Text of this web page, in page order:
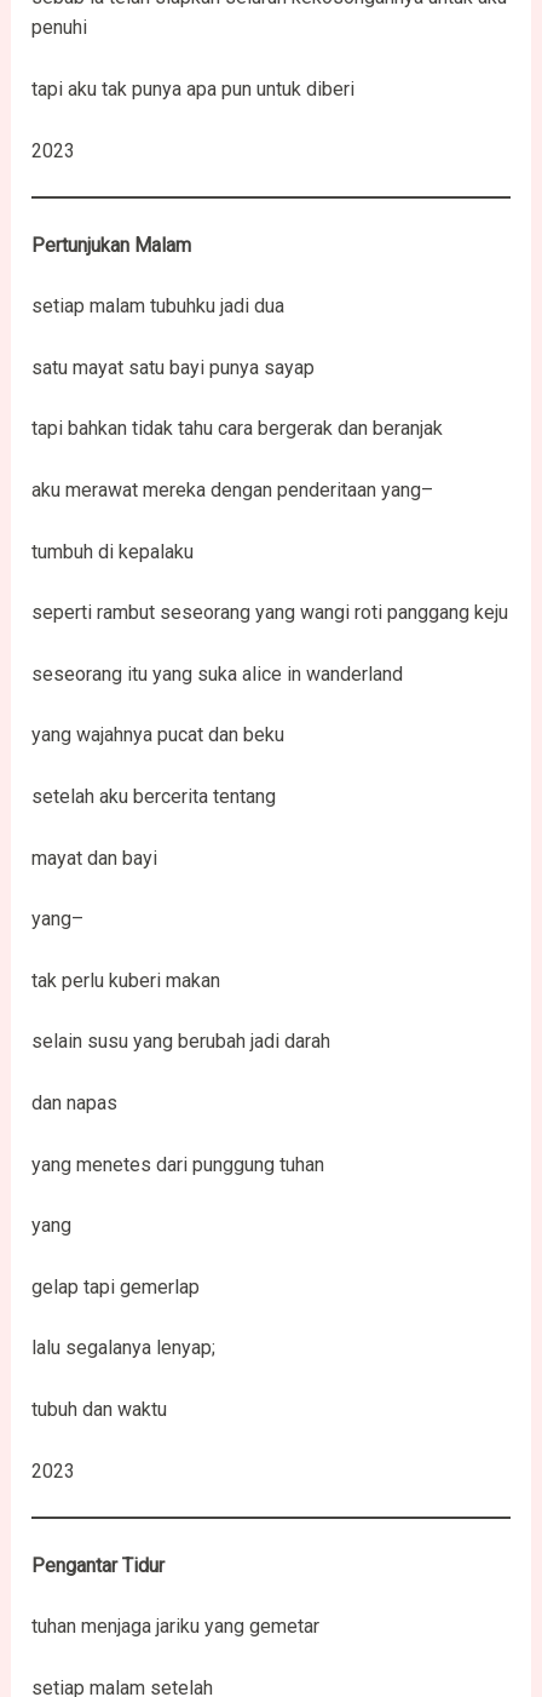
penuhi
tapi aku tak punya apa pun untuk diberi
2023
Pertunjukan Malam
setiap malam tubuhku jadi dua
satu mayat satu bayi punya sayap
tapi bahkan tidak tahu cara bergerak dan beranjak
aku merawat mereka dengan penderitaan yang–
tumbuh di kepalaku
seperti rambut seseorang yang wangi roti panggang keju
seseorang itu yang suka alice in wanderland
yang wajahnya pucat dan beku
setelah aku bercerita tentang
mayat dan bayi
yang–
tak perlu kuberi makan
selain susu yang berubah jadi darah
dan napas
yang menetes dari punggung tuhan
yang
gelap tapi gemerlap
lalu segalanya lenyap;
tubuh dan waktu
2023
Pengantar Tidur
tuhan menjaga jariku yang gemetar
setiap malam setelah